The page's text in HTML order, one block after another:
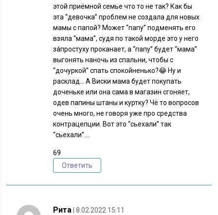
этой приёмной семье что то не так? Как бы
эта “девочка” проблем не создала для новых
мамы с папой? Может “папу” подменять его
взяла “мама”, судя по такой морде это у него
за́простуху проканает, а “папу” будет “мама”
выгонять наночь из спальни, чтобы с
“дочуркой” спать спокойненько?😂 Ну и
расклад… А Виски мама будет покупать
доченьке или она сама в магазин сгоняет,
одев папины штаны и куртку? Чё то вопросов
очень много, не говоря уже про средства
контрацепции. Вот это “сьехали” так
“сьехали”….
69
Ответить
Рита
| 8.02.2022 15:11